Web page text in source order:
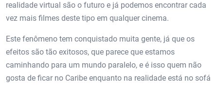
realidade virtual são o futuro e já podemos encontrar cada
vez mais filmes deste tipo em qualquer cinema.
Este fenômeno tem conquistado muita gente, já que os
efeitos são tão exitosos, que parece que estamos
caminhando para um mundo paralelo, e é isso quem não
gosta de ficar no Caribe enquanto na realidade está no sofá